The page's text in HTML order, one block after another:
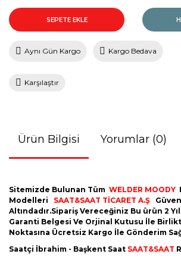
SEPETE EKLE
Aynı Gün Kargo Kargo Bedava
Karşılaştır
Ürün Bilgisi Yorumlar (0)
Sitemizde Bulunan Tüm WELDER MOODY
Modelleri SAAT&SAAT TİCARET A.Ş
Altındadır.Sipariş Vereceğiniz Bu ürün 2
Garanti Belgesi Ve Orjinal Kutusu İle
Noktasına Ücretsiz Kargo İle Gönderim
Saatçi İbrahim - Başkent Saat SAAT&SAAT